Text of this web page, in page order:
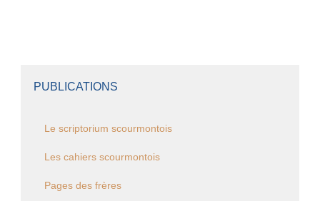
PUBLICATIONS
Le scriptorium scourmontois
Les cahiers scourmontois
Pages des frères